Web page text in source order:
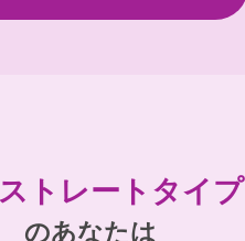
トレート タイプ
のあなたは